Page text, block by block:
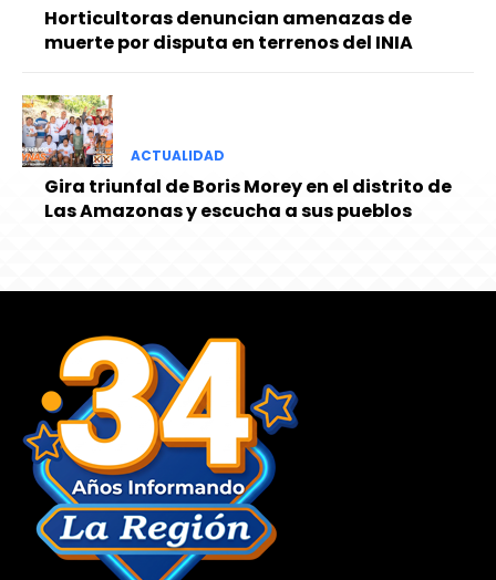
Horticultoras denuncian amenazas de
muerte por disputa en terrenos del INIA
ACTUALIDAD
Gira triunfal de Boris Morey en el distrito de
Las Amazonas y escucha a sus pueblos